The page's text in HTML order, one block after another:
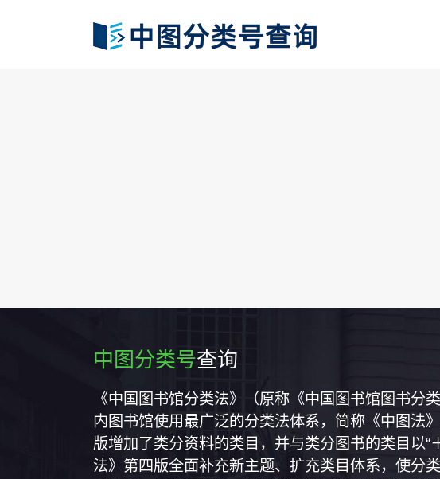
中图分类号查询
《中国图书馆分类法》（原称《中国图书馆图书
内图书馆使用最广泛的分类法体系，简称《中图法
版增加了类分资料的类目，并与类分图书的类目以
法》第四版全面补充新主题、扩充类目体系，使分